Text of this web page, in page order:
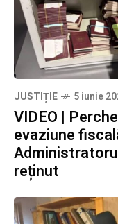
JUSTIȚIE 5 iunie
VIDEO |
evaziune
reținut